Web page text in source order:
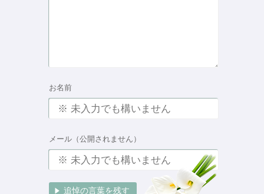
お名前
メール（公開されません）